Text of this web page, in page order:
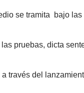
se tramita bajo las
pruebas, dicta
través del